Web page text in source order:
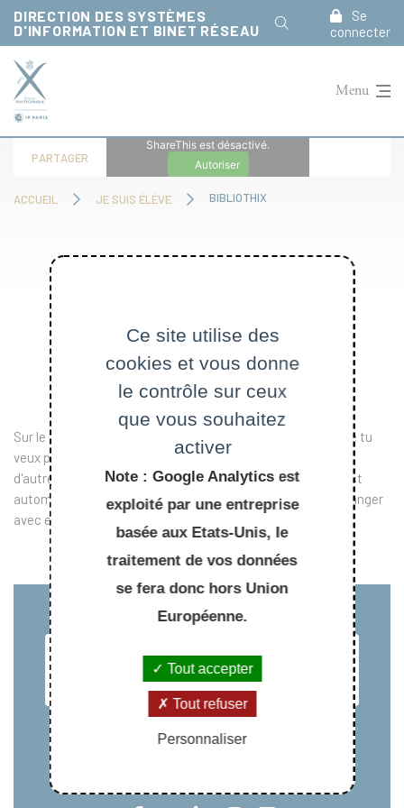
DIRECTION DES SYSTÈMES
D'INFORMATION ET BINET RÉSEAU
Se
connecter
Menu
ACCUEIL JE SUIS ÉLÈVE BIBLIOTHIX
PARTAGER
ShareThis est désactivé.
Autoriser
BIBLIOTHIX
Sur le site bibliothix.binets.fr, tu peux inscrire les livres que tu
veux prêter et voir la liste de ceux que tu peux emprunter à
d'autres personnes. En cliquant sur "emprunter", un mail est
automatiquement envoyé à la personne, puis tu peux t'arranger
avec elle pour aller le récupérer.
L'ÉCOLE POLYTECHNIQUE EST MEMBRE FONDATEUR DE
Panneau de gestion des cookies
Ce site utilise des
cookies et vous donne
le contrôle sur ceux
que vous souhaitez
activer
Note : Google Analytics est
exploité par une entreprise
basée aux Etats-Unis, le
traitement de vos données
se fera donc hors Union
Européenne.
Tout accepter
Tout refuser
Personnaliser